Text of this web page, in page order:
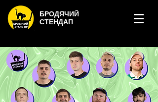
БРОДЯЧИЙ
СТЕНДАП